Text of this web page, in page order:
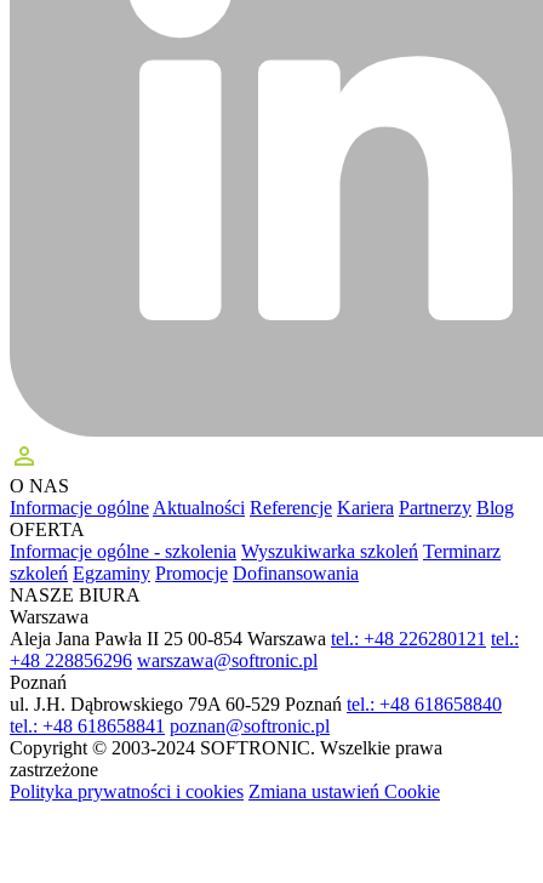
perm_identity
O NAS
Informacje ogólne Aktualności Referencje Kariera Partnerzy Blog
OFERTA
Informacje ogólne - szkolenia Wyszukiwarka szkoleń Terminarz
szkoleń Egzaminy Promocje Dofinansowania
NASZE BIURA
Warszawa
Aleja Jana Pawła II 25 00-854 Warszawa tel.: +48 226280121 tel.:
+48 228856296 warszawa@softronic.pl
Poznań
ul. J.H. Dąbrowskiego 79A 60-529 Poznań tel.: +48 618658840
tel.: +48 618658841 poznan@softronic.pl
Copyright © 2003-2024 SOFTRONIC. Wszelkie prawa
zastrzeżone
Polityka prywatności i cookies Zmiana ustawień Cookie